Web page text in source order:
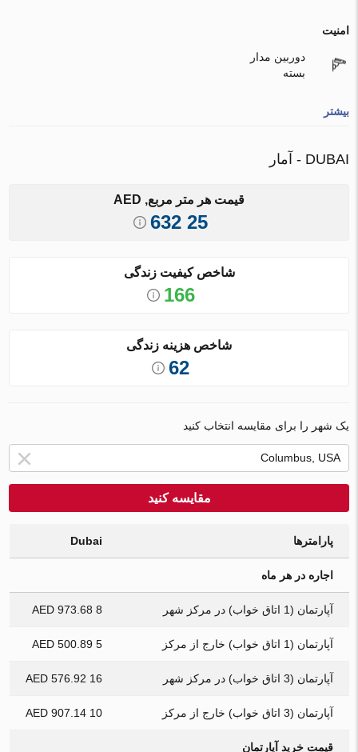
امنیت
دوربین مدار
بسته
بیشتر
DUBAI - آمار
قیمت هر متر مربع, AED
25 632
شاخص کیفیت زندگی
166
شاخص هزینه زندگی
62
یک شهر را برای مقایسه انتخاب کنید
مقایسه کنید
پارامترها Dubai
اجاره در هر ماه
آپارتمان (1 اتاق خواب) در مرکز شهر 8 973.68 AED
آپارتمان (1 اتاق خواب) خارج از مرکز 5 500.89 AED
آپارتمان (3 اتاق خواب) در مرکز شهر 16 576.92 AED
آپارتمان (3 اتاق خواب) خارج از مرکز 10 907.14 AED
قیمت خرید آپارتمان